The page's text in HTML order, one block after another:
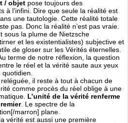
/ objet pose toujours des
à l’infini. Dire que seule la réalité est
une tautologie. Cette réalité totale
pas. Donc la réalité n’est pas vraie.
sous la plume de Nietzsche
et les existentialistes) subjective et
de gloser sur les Vérités éternelles.
Au terme de notre réflexion, la question
le réel et la vérité saute aux yeux
reléguée, il reste à tout à chacun de
comme procès du réel oblige à une
L’unité de la vérité renferme
. Le spectre de la
marron] plane.
vérité est aussi une première